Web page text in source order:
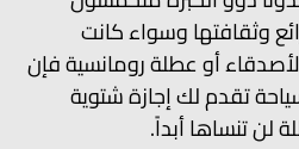
وثقافتها وسواء كانت
أو عطلة رومانسية فإن
تقدم لك إجازة شتوية
لن تنساها أبداً.